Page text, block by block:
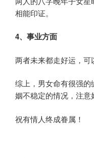
相能印证。
4、事业方面
两者未来都走好运，可
综上，男女命有很强
姻不稳定的情况，注意
祝有情人终成眷属！